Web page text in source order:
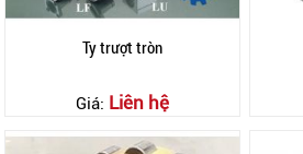
Ty trượt tròn
Giá: Liên hệ